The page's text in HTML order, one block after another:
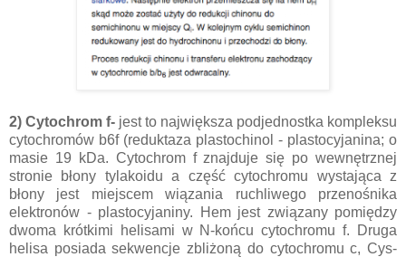
2) Cytochrom f- jest to największa podjednostka kompleksu
cytochromów b6f (reduktaza plastochinol - plastocyjanina; o
masie 19 kDa. Cytochrom f znajduje się po wewnętrznej
stronie błony tylakoidu a część cytochromu wystająca z
błony jest miejscem wiązania ruchliwego przenośnika
elektronów - plastocyjaniny. Hem jest związany pomiędzy
dwoma krótkimi helisami w N-końcu cytochromu f. Druga
helisa posiada sekwencje zbliżoną do cytochromu c, Cys-